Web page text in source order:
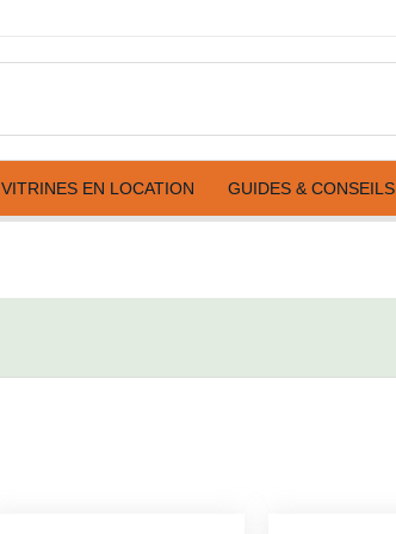
VITRINES EN LOCATION GUIDES & CONSEILS